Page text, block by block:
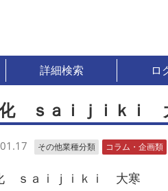
詳細検索 ロ
ｓａｉｊｉｋｉ
その他業種分類 コラム・企画類
ｓａｉｊｉｋｉ 大寒